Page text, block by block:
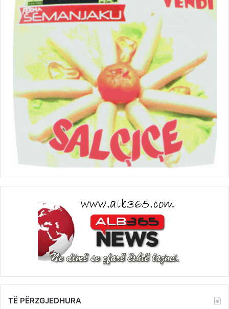
TË PËRZGJEDHURA